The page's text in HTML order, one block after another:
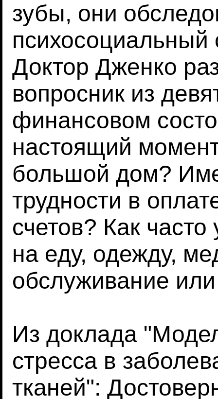
зубы, они
психосоциальный
Доктор Дженко
вопросник из
финансовом
настоящий
большой дом?
трудности в
счетов? Как часто
на еду, одежду,
обслуживание или
Из доклада
стресса в
тканей":